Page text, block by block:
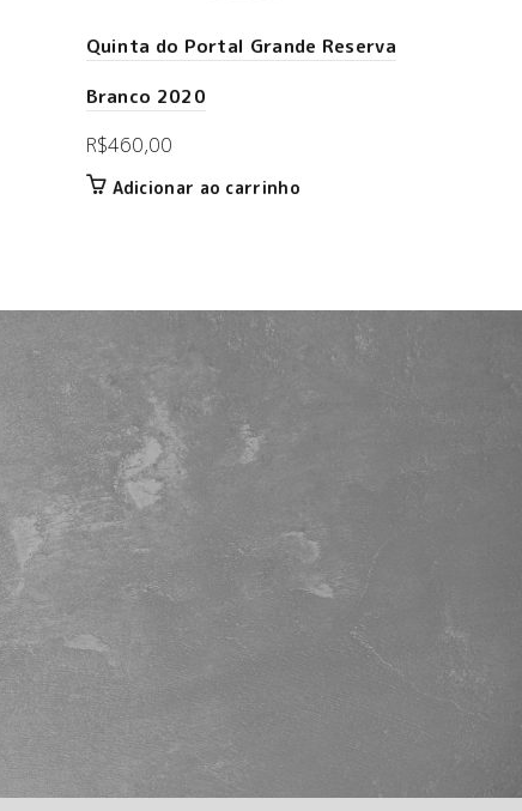
Quinta do Portal Grande Reserva
Branco 2020
R$460,00
Adicionar ao carrinho